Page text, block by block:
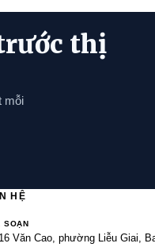
thị
mỗi
HỆ
SOẠN
Văn Cao, phường Liễu Giai,